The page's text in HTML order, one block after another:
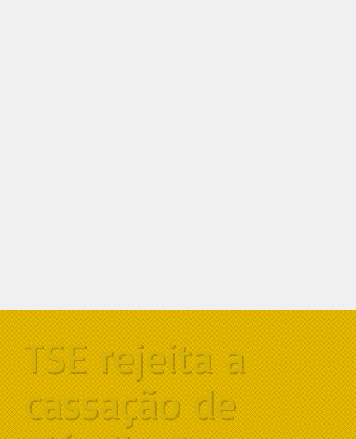
TSE rejeita a
cassação de